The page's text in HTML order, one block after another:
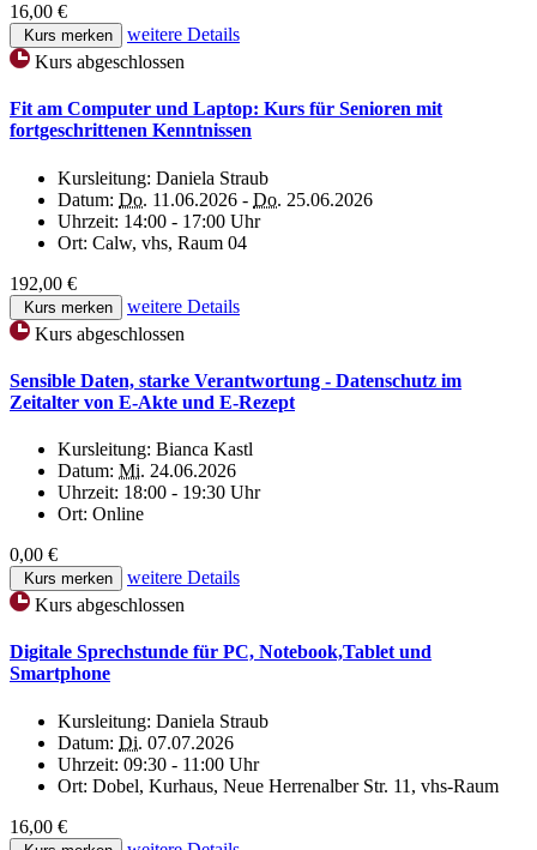
16,00 €
Kurs merken
weitere Details
Kurs abgeschlossen
Fit am Computer und Laptop: Kurs für Senioren mit
fortgeschrittenen Kenntnissen
Kursleitung: Daniela Straub
Datum: Do. 11.06.2026 - Do. 25.06.2026
Uhrzeit: 14:00 - 17:00 Uhr
Ort: Calw, vhs, Raum 04
192,00 €
Kurs merken
weitere Details
Kurs abgeschlossen
Sensible Daten, starke Verantwortung - Datenschutz im
Zeitalter von E-Akte und E-Rezept
Kursleitung: Bianca Kastl
Datum: Mi. 24.06.2026
Uhrzeit: 18:00 - 19:30 Uhr
Ort: Online
0,00 €
Kurs merken
weitere Details
Kurs abgeschlossen
Digitale Sprechstunde für PC, Notebook,Tablet und
Smartphone
Kursleitung: Daniela Straub
Datum: Di. 07.07.2026
Uhrzeit: 09:30 - 11:00 Uhr
Ort: Dobel, Kurhaus, Neue Herrenalber Str. 11, vhs-Raum
16,00 €